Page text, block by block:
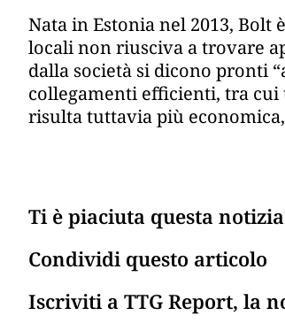
Nata in Estonia nel 2013, Bolt
locali non riusciva a trovare
dalla società si dicono pronti
collegamenti efficienti, tra cui
risulta tuttavia più
Ti è piaciuta questa
Condividi questo articolo
Iscriviti a TTG Report, la